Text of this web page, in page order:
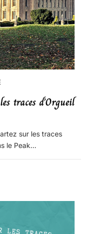
traces d’Orgueil
sur les traces
le Peak…